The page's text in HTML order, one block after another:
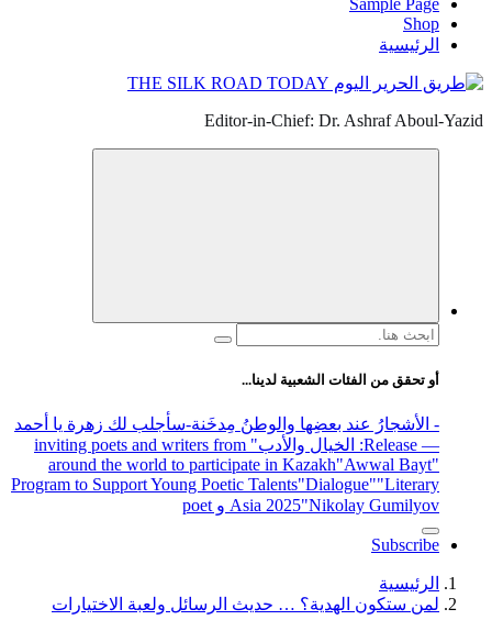
Sample Page
Shop
الرئيسية
Editor-in-Chief: Dr. Ashraf Aboul-Yazid
البحث
أو تحقق من الفئات الشعبية لدينا...
- الأشجارُ عند بعضِها والوطنُ مِدخَنة-سأجلب لك زهرة يا أحمد
— Release
: الخيال والأدب
" inviting poets and writers from
around the world to participate in Kazakh"Awwal Bayt"
Program to Support Young Poetic Talents"Dialogue""Literary
Asia 2025"Nikolay Gumilyov و poet
Subscribe
الرئيسية
لمن ستكون الهدية؟ … حديث الرسائل ولعبة الاختيارات